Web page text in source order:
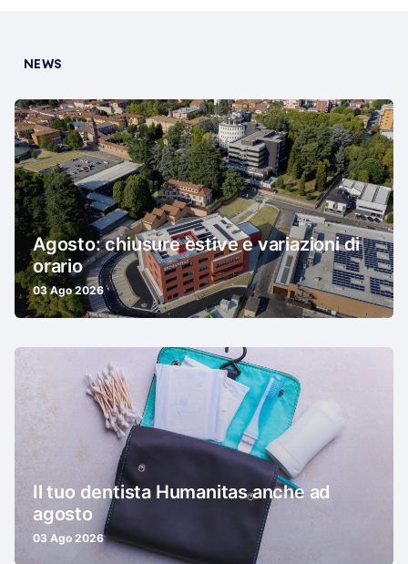
NEWS
Agosto: chiusure estive e variazioni di
orario
03 Ago 2026
Il tuo dentista Humanitas anche ad
agosto
03 Ago 2026